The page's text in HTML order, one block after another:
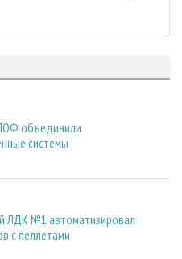
объединили
системы
ЛДК №1 автоматизировал
с пеллетами